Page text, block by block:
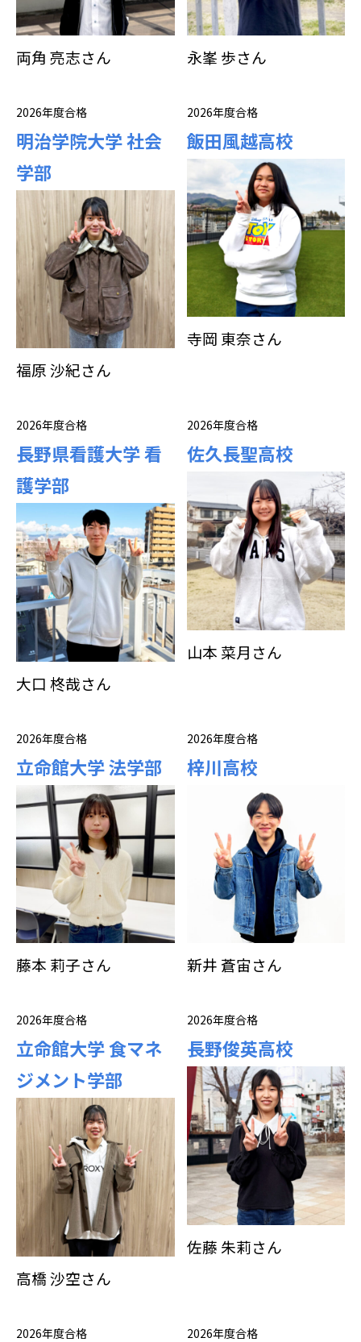
両角 亮志さん 永峯 歩さん
2026年度合格
明治学院大学 社会
学部
福原 沙紀さん
2026年度合格
飯田風越高校
寺岡 東奈さん
2026年度合格
長野県看護大学 看
護学部
大口 柊哉さん
2026年度合格
佐久長聖高校
山本 菜月さん
2026年度合格
立命館大学 法学部
藤本 莉子さん
2026年度合格
梓川高校
新井 蒼宙さん
2026年度合格
立命館大学 食マネ
ジメント学部
高橋 沙空さん
2026年度合格
長野俊英高校
佐藤 朱莉さん
2026年度合格 2026年度合格